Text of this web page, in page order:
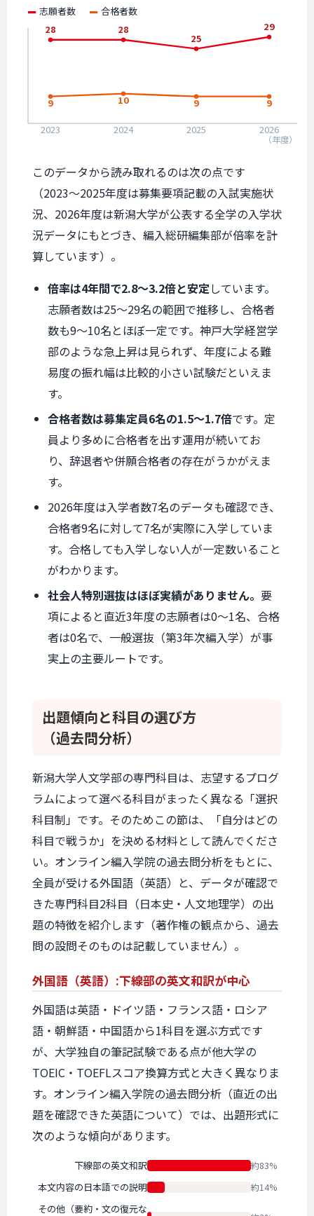
2023 2024 2025 2026
（年度）
28 28
25
29
9 10 9 9
志願者数 合格者数
このデータから読み取れるのは次の点です
（2023〜2025年度は募集要項記載の入試実施状
況、2026年度は新潟大学が公表する全学の入学状
況データにもとづき、編入総研編集部が倍率を計
算しています）。
倍率は4年間で2.8〜3.2倍と安定しています。
志願者数は25〜29名の範囲で推移し、合格者
数も9〜10名とほぼ一定です。神戸大学経営学
部のような急上昇は見られず、年度による難
易度の振れ幅は比較的小さい試験だといえま
す。
合格者数は募集定員6名の1.5〜1.7倍です。定
員より多めに合格者を出す運用が続いてお
り、辞退者や併願合格者の存在がうかがえま
す。
2026年度は入学者数7名のデータも確認でき、
合格者9名に対して7名が実際に入学していま
す。合格しても入学しない人が一定数いること
がわかります。
社会人特別選抜はほぼ実績がありません。 要
項によると直近3年度の志願者は0〜1名、合格
者は0名で、一般選抜（第3年次編入学）が事
実上の主要ルートです。
出題傾向と科目の選び方
（過去問分析）
新潟大学人文学部の専門科目は、志望するプログ
ラムによって選べる科目がまったく異なる「選択
科目制」です。そのためこの節は、「自分はどの
科目で戦うか」を決める材料として読んでくださ
い。オンライン編入学院の過去問分析をもとに、
全員が受ける外国語（英語）と、データが確認で
きた専門科目2科目（日本史・人文地理学）の出
題の特徴を紹介します（著作権の観点から、過去
問の設問そのものは記載していません）。
外国語（英語）:下線部の英文和訳が中心
外国語は英語・ドイツ語・フランス語・ロシア
語・朝鮮語・中国語から1科目を選ぶ方式です
が、大学独自の筆記試験である点が他大学の
TOEIC・TOEFLスコア換算方式と大きく異なりま
す。オンライン編入学院の過去問分析（直近の出
題を確認できた英語について）では、出題形式に
次のような傾向があります。
下線部の英文和訳 約83%
本文内容の日本語での説明 約14%
その他（要約・文の復元な